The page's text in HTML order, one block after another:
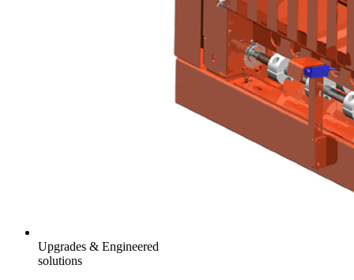
Upgrades & Engineered
solutions